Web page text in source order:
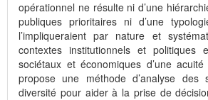
opérationnel ne résulte ni d’une
publiques prioritaires ni d’une
l’impliqueraient par nature et
contextes institutionnels et politiques
sociétaux et économiques d’une
propose une méthode d’analyse des
diversité pour aider à la prise de